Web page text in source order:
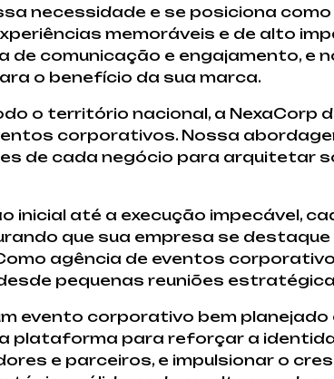
necessidade e se posiciona
memoráveis e de alto
de comunicação e engajamento, e
o benefício da sua marca.
o território nacional, a
corporativos. Nossa
de cada negócio para arquitetar
inicial até a execução impecável,
que sua empresa se
agência de eventos
pequenas reuniões
evento corporativo bem
plataforma para reforçar a
e parceiros, e impulsionar o